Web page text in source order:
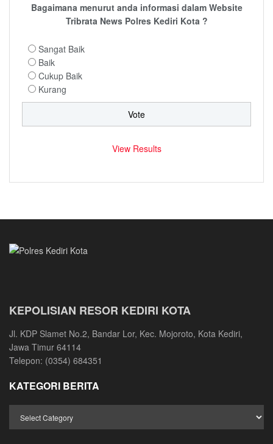
Bagaimana menurut anda informasi dalam Website
Tribrata News Polres Kediri Kota ?
Sangat Baik
Baik
Cukup Baik
Kurang
View Results
KEPOLISIAN RESOR KEDIRI KOTA
Jl. KDP Slamet No.2, Bandar Lor, Kec. Mojoroto, Kota Kediri,
Jawa Timur 64114
Telepon: (0354) 684351
KATEGORI BERITA